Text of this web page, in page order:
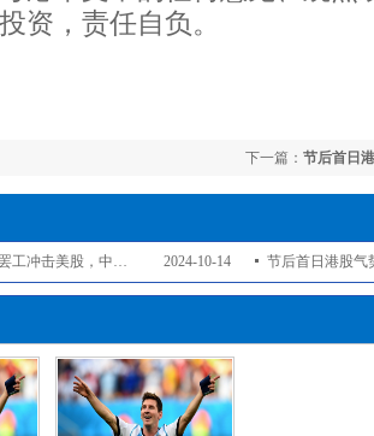
资，责任自负。
下一篇： 节后首日
年来最大涨幅，券
2024-10-14
涨，油价冲高回落，美元黄金因避险走高 节后首日港股气势如虹，恒生中国企业